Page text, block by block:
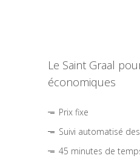
Le Saint Graal
économiques
Prix fixe
Suivi automatisé
45 minutes de